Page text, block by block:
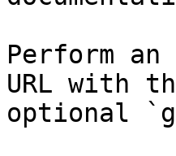
Perform an
URL with
optional